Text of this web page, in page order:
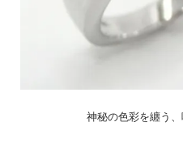
神秘の色彩を纏う、